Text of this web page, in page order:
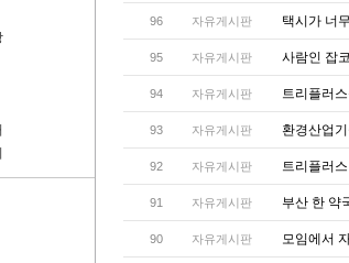
96 자유게시판 택시가 너
95 자유게시판 사람인 잡
94 자유게시판 트리플러
93 자유게시판 환경산업
92 자유게시판 트리플러
91 자유게시판 부산 한 약
90 자유게시판 모임에서